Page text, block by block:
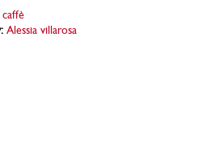
Alessia villarosa